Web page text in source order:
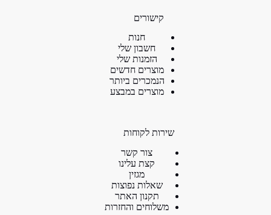
קישורים
חנות
חשבון שלי
הזמנות שלי
מוצרים חדשים
הנמכרים ביותר
מוצרים במבצע
שירות לקוחות
צור קשר
קצת עלינו
מגזין
שאלות נפוצות
תקנון האתר
משלוחים והחזרות